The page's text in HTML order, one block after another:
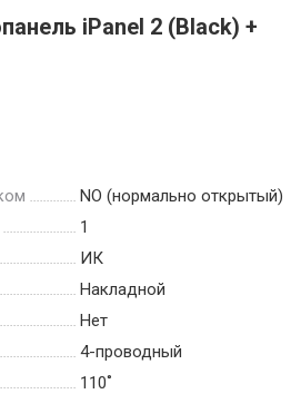
iPanel 2 (Black) +
NO (нормально открытый)
1
ИК
Накладной
Нет
4-проводный
110˚